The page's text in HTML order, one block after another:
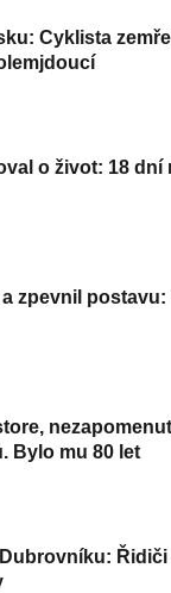
Cyklista
o život: 18 dní
zpevnil
Bylo mu 80 let